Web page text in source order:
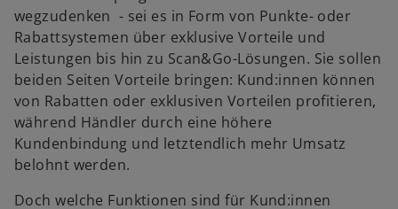
wegzudenken - sei es in Form von Punkte- oder
Rabattsystemen über exklusive Vorteile und
Leistungen bis hin zu Scan&Go-Lösungen. Sie sollen
beiden Seiten Vorteile bringen: Kund:innen können
von Rabatten oder exklusiven Vorteilen profitieren,
während Händler durch eine höhere
Kundenbindung und letztendlich mehr Umsatz
belohnt werden.
Doch welche Funktionen sind für Kund:innen